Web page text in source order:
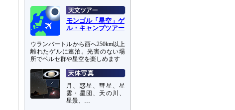
モンゴル「星空」ゲ
ル・キャンプツアー
ウランバートルから西へ250km以上
離れたゲルに連泊。光害のない場
所でペルセ群や星空を楽しめます
月、惑星、彗星、星
雲・星団、天の川、
星景、…